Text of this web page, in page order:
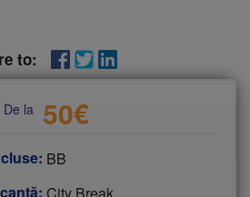
to:
De la 50€
BB